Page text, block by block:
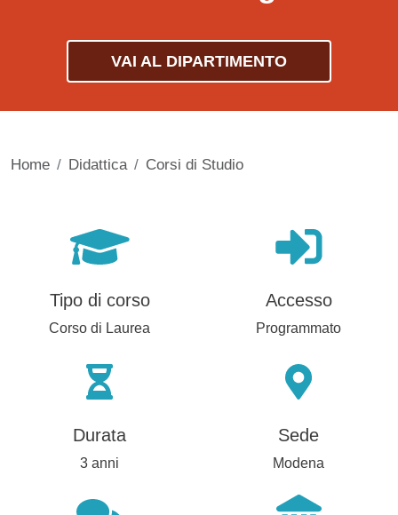
VAI AL DIPARTIMENTO
Home Didattica Corsi di Studio
Tipo di corso
Corso di Laurea
Accesso
Programmato
Durata
3 anni
Sede
Modena